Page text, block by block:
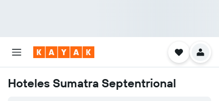
Hoteles Sumatra Septentrional